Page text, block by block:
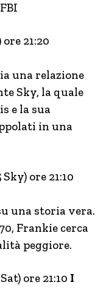
21:20
una relazione
Sky, la quale
e la sua
in una
ore 21:10
una storia vera.
Frankie cerca
peggiore.
ore 21:10 I